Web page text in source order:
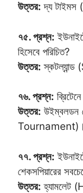
উত্তর: দ্য
৭৫. প্রশ্ন:
হিসেবে পরিচিত?
উত্তর:
৭৬. প্রশ্ন:
উত্তর: উইম্বলডন
Tournament)।
৭৭. প্রশ্ন:
শেকসপিয়ারের
উত্তর: হ্যামলেট